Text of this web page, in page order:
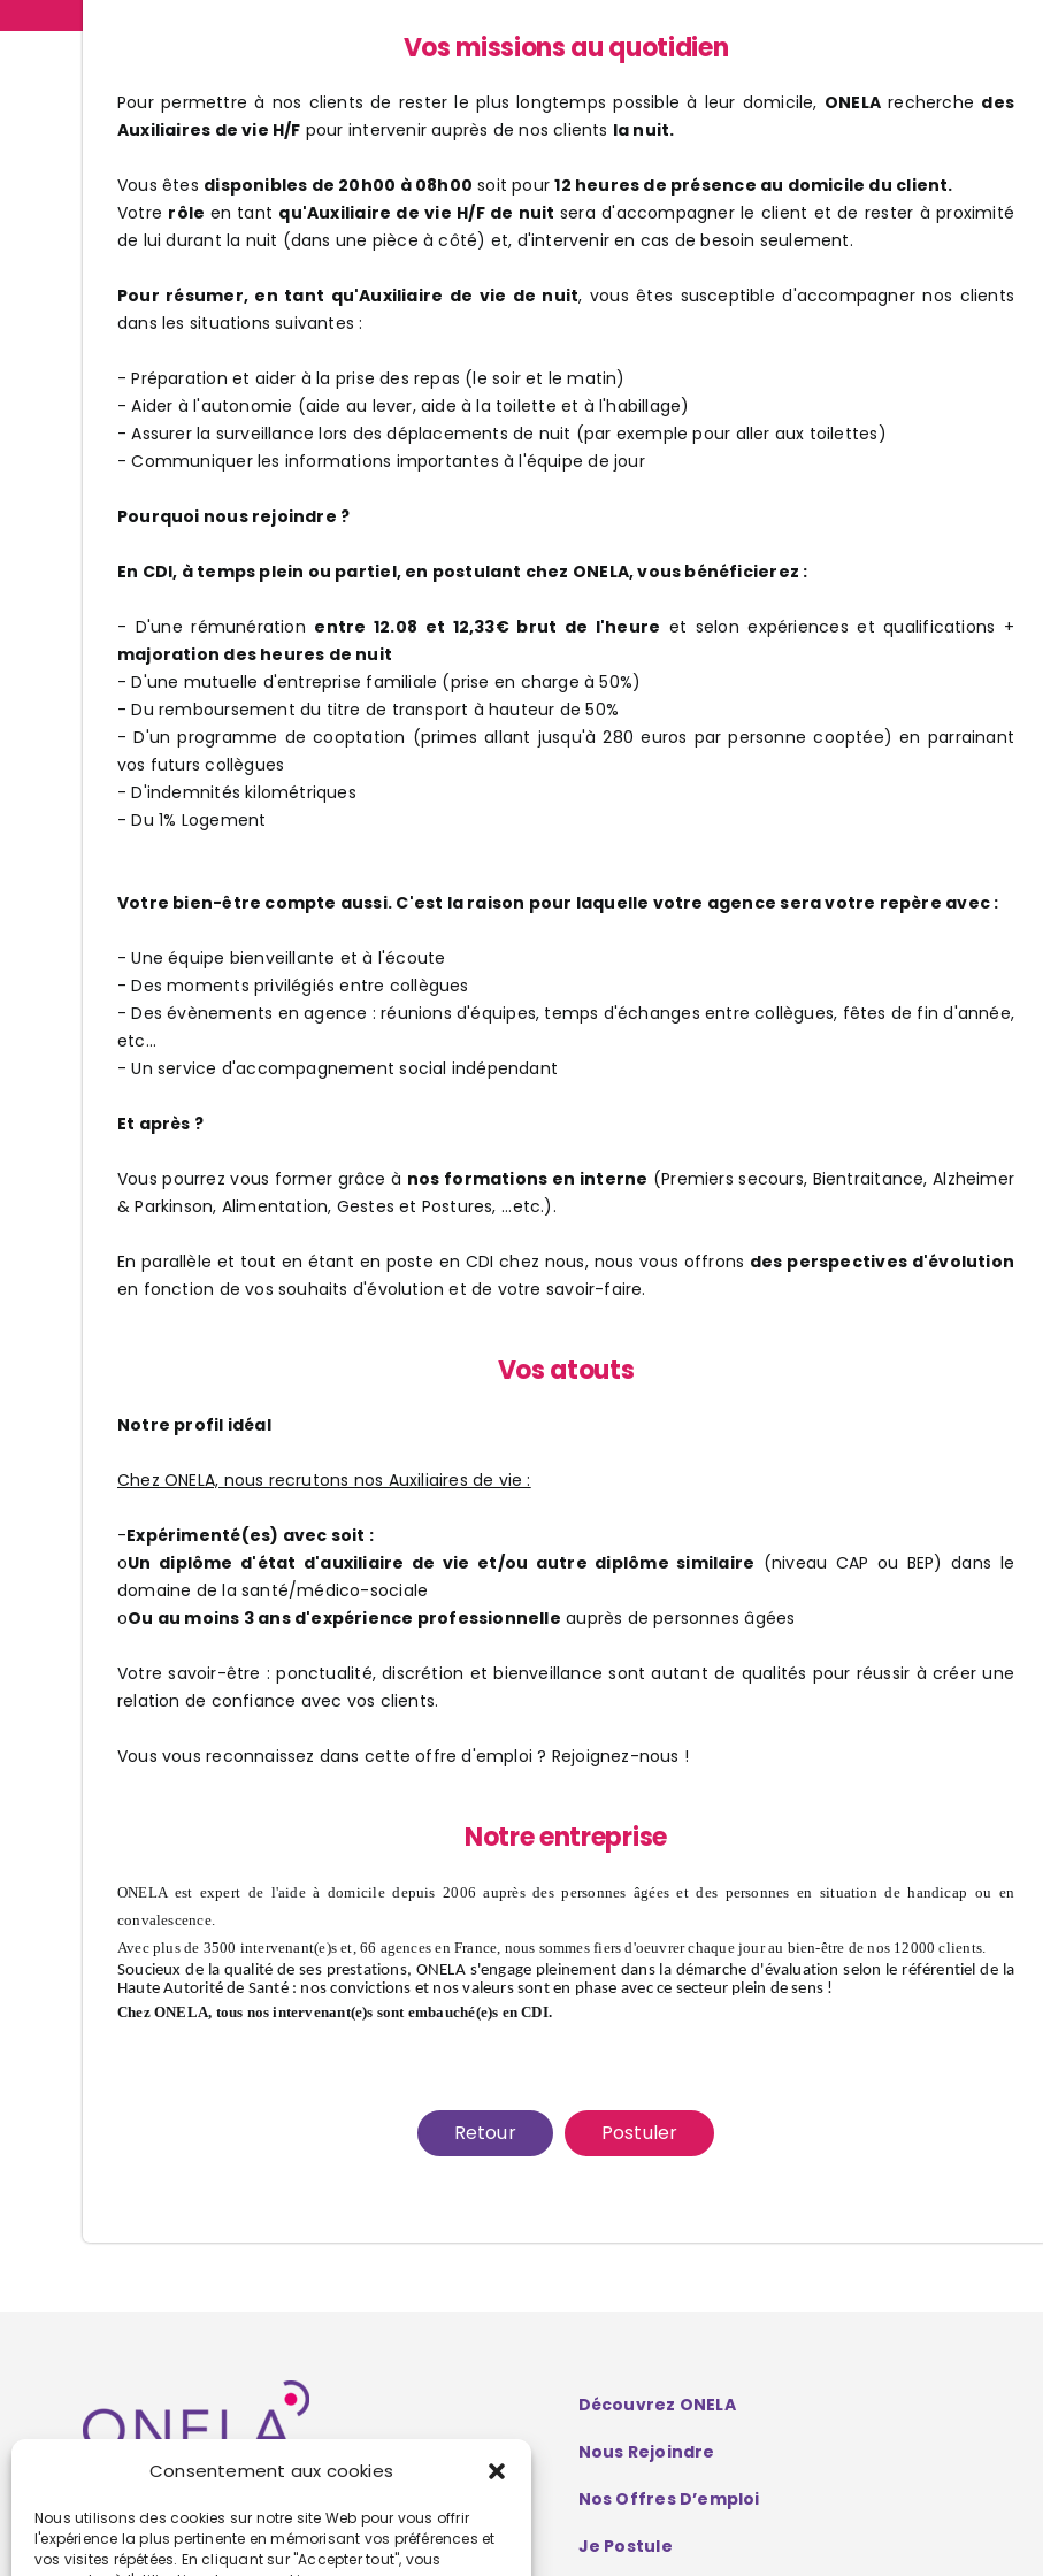
Consentement aux cookies
Nous utilisons des cookies sur notre site Web pour vous offrir
l'expérience la plus pertinente en mémorisant vos préférences et
vos visites répétées. En cliquant sur "Accepter tout", vous
Vos missions au quotidien
Pour permettre à nos clients de rester le plus longtemps possible à leur domicile, ONELArecherche des
Auxiliaires de vie H/F pour intervenir auprès de nos clients la nuit.
Vous êtes disponibles de 20h00 à 08h00 soit pour12 heures de présence au domicile du client.
Votre rôle en tant qu'Auxiliaire de vie H/F de nuitsera d'accompagner le client et de rester à proximité
de lui durant la nuit (dans une pièce à côté) et, d'intervenir en cas de besoin seulement.
Pour résumer, en tant qu'Auxiliaire de vie de nuit, vous êtes susceptible d'accompagner nos clients
dans les situations suivantes :
- Préparation et aider à la prise des repas (le soir et le matin)
- Aider à l'autonomie (aide au lever, aide à la toilette et à l'habillage)
- Assurer la surveillance lors des déplacements de nuit (par exemple pour aller aux toilettes)
- Communiquer les informations importantes à l'équipe de jour
Pourquoi nous rejoindre ?
En CDI, à temps plein ou partiel, en postulant chez ONELA, vous bénéficierez :
- D'une rémunération entre 12.08 et 12,33€ brut de l'heure et selon expériences et qualifications +
majoration des heures de nuit
- D'une mutuelle d'entreprise familiale (prise en charge à 50%)
- Du remboursement du titre de transport à hauteur de 50%
- D'un programme de cooptation (primes allant jusqu'à 280 euros par personne cooptée) en parrainant
vos futurs collègues
- D'indemnités kilométriques
- Du 1% Logement
Votre bien-être compte aussi. C'est la raison pour laquelle votre agence sera votre repère avec :
- Une équipe bienveillante et à l'écoute
- Des moments privilégiés entre collègues
- Des évènements en agence : réunions d'équipes, temps d'échanges entre collègues, fêtes de fin d'année,
etc...
- Un service d'accompagnement social indépendant
Et après ?
Vous pourrez vous former grâce à nos formations en interne (Premiers secours, Bientraitance, Alzheimer
& Parkinson, Alimentation, Gestes et Postures, ...etc.).
En parallèle et tout en étant en poste en CDI chez nous, nous vous offrons des perspectives d'évolution
en fonction de vos souhaits d'évolution et de votre savoir-faire.
Vos atouts
Notre profil idéal
Chez ONELA, nous recrutons nos Auxiliaires de vie :
-Expérimenté(es) avec soit :
oUn diplôme d'état d'auxiliaire de vie et/ou autre diplôme similaire (niveau CAP ou BEP) dans le
domaine de la santé/médico-sociale
oOu au moins 3 ans d'expérience professionnelle auprès de personnes âgées
Votre savoir-être : ponctualité, discrétion et bienveillance sont autant de qualités pour réussir à créer une
relation de confiance avec vos clients.
Vous vous reconnaissez dans cette offre d'emploi ? Rejoignez-nous !
Notre entreprise
ONELA est expert de l'aide à domicile depuis 2006 auprès des personnes âgées et des personnes en situation de handicap ou en
convalescence.
Avec plus de 3500 intervenant(e)s et, 66 agences en France, nous sommes fiers d'oeuvrer chaque jour au bien-être de nos 12000 clients.
Soucieux de la qualité de ses prestations, ONELA s'engage pleinement dans la démarche d'évaluation selon le référentiel de la
Haute Autorité de Santé : nos convictions et nos valeurs sont en phase avec ce secteur plein de sens !
Chez ONELA, tous nos intervenant(e)s sont embauché(e)s en CDI.
Retour Postuler
Découvrez ONELA
Nous Rejoindre
Nos Offres D’emploi
Je Postule